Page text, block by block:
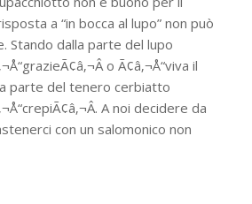
a “in bocca al lupo” non può
Stando dalla parte del lupo
o Ã¢â‚¬Å“viva il
parte del tenero cerbiatto
A noi decidere da
con un salomonico non